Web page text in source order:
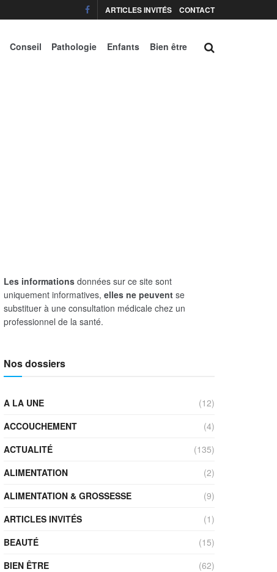
ARTICLES INVITÉS CONTACT
Conseil Pathologie Enfants Bien être
Les informations données sur ce site sont
uniquement informatives, elles ne peuvent se
substituer à une consultation médicale chez un
professionnel de la santé.
Nos dossiers
A LA UNE
(12)
ACCOUCHEMENT
(4)
ACTUALITÉ
(135)
ALIMENTATION
(2)
ALIMENTATION & GROSSESSE
(9)
ARTICLES INVITÉS
(1)
BEAUTÉ
(15)
BIEN ÊTRE
(62)